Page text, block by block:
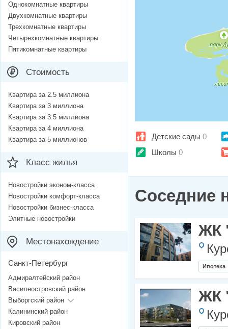
Детские сады 0
Школы 0
Соседние
ЖК
Ипотека
ЖК
Однокомнатные квартиры
Двухкомнатные квартиры
Трехкомнатные квартиры
Четырехкомнатные квартиры
Пятикомнатные квартиры
Стоимость
Квартира за 2.5 миллиона
Квартира за 3 миллиона
Квартира за 3.5 миллиона
Квартира за 4 миллиона
Квартира за 5 миллионов
Класс жилья
Новостройки эконом-класса
Новостройки комфорт-класса
Новостройки бизнес-класса
Элитные новостройки
Местонахождение
Санкт-Петербург
Адмиралтейский район
Василеостровский район
Выборгский район
Калининский район
Кировский район